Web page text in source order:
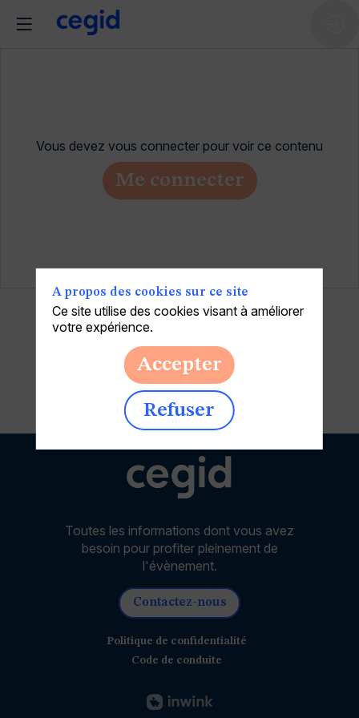
Vous devez vous connecter pour voir ce contenu
Me connecter
Toutes les informations dont vous avez
besoin pour profiter pleinement de
l'évènement.
Contactez-nous
Politique de confidentialité
Code de conduite
A propos des cookies sur ce site
Ce site utilise des cookies visant à améliorer
votre expérience.
Accepter
Refuser